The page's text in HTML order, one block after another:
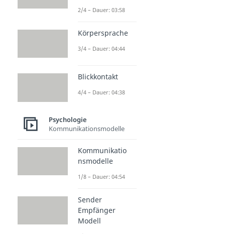
2/4 – Dauer: 03:58
Körpersprache
3/4 – Dauer: 04:44
Blickkontakt
4/4 – Dauer: 04:38
Psychologie
Kommunikationsmodelle
Kommunikatio
nsmodelle
1/8 – Dauer: 04:54
Sender
Empfänger
Modell